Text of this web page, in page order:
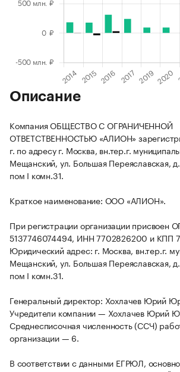
Описание
Компания ОБЩЕСТВО С ОГРАНИЧЕННОЙ
ОТВЕТСТВЕННОСТЬЮ «АЛИОН»
г. по адресу г. Москва, вн.тер.г.
Мещанский, ул. Большая Переяславская,
пом I комн.31.
Краткое наименование: ООО «АЛИОН».
При регистрации организации присвоен
5137746074494, ИНН 7702826200 и КПП
Юридический адрес: г. Москва, вн.тер.г.
Мещанский, ул. Большая Переяславская,
пом I комн.31.
Генеральный директор: Хохлачев Юрий
Учредители компании — Хохлачев Юрий
Среднесписочная численность (ССЧ)
организации — 6.
В соответствии с данными ЕГРЮЛ,